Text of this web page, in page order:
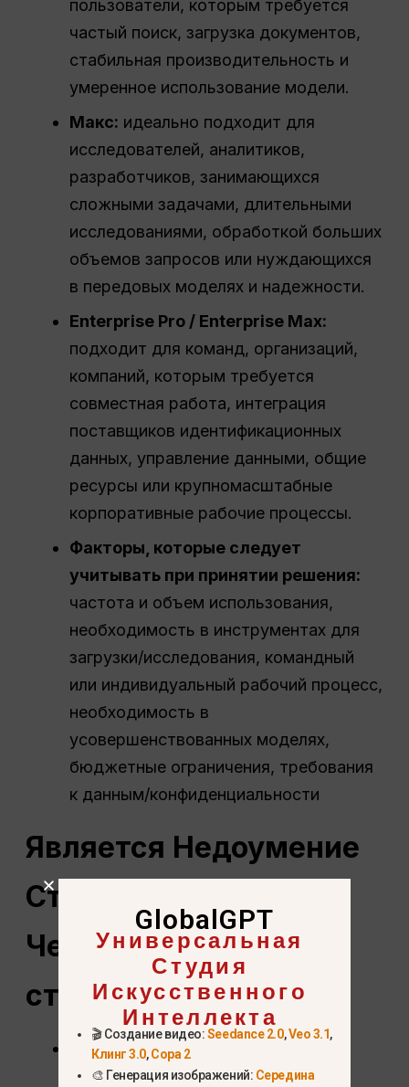
пользователи, которым требуется
частый поиск, загрузка документов,
стабильная производительность и
умеренное использование модели.
Макс: идеально подходит для
исследователей, аналитиков,
разработчиков, занимающихся
сложными задачами, длительными
исследованиями, обработкой больших
объемов запросов или нуждающихся
в передовых моделях и надежности.
Enterprise Pro / Enterprise Max:
подходит для команд, организаций,
компаний, которым требуется
совместная работа, интеграция
поставщиков идентификационных
данных, управление данными, общие
ресурсы или крупномасштабные
корпоративные рабочие процессы.
Факторы, которые следует
учитывать при принятии решения:
частота и объем использования,
необходимость в инструментах для
загрузки/исследования, командный
или индивидуальный рабочий процесс,
необходимость в
усовершенствованных моделях,
бюджетные ограничения, требования
к данным/конфиденциальности
Является Недоумение
Стоит ли $20/месяц?
Честный разбор
стоимости
Преимущества
GlobalGPT
Универсальная
Студия
Искусственного
Интеллекта
🎬 Создание видео:Seedance 2.0,Veo 3.1,
Клинг 3.0,Сора 2
🎨 Генерация изображений: Середина